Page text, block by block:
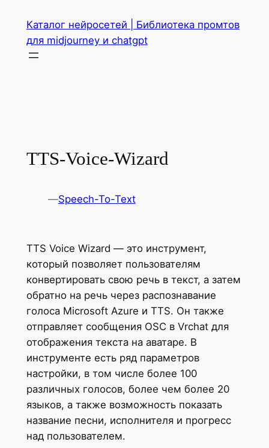
содержимому
Каталог нейросетей | Библиотека промтов
для midjourney и chatgpt
TTS-Voice-Wizard
—Speech-To-Text
TTS Voice Wizard — это инструмент,
который позволяет пользователям
конвертировать свою речь в текст, а затем
обратно на речь через распознавание
голоса Microsoft Azure и TTS. Он также
отправляет сообщения OSC в Vrchat для
отображения текста на аватаре. В
инструменте есть ряд параметров
настройки, в том числе более 100
различных голосов, более чем более 20
языков, а также возможность показать
название песни, исполнителя и прогресс
над пользователем.